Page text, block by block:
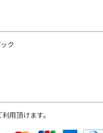
ク
用頂けます。